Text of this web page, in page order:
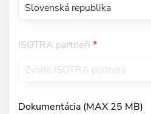
ISOTRA partneři *
Dokumentácia (MAX 25 MB)